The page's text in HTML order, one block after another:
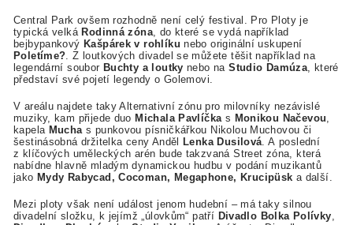
Central Park ovšem rozhodně není celý festival. Pro Ploty je
typická velká Rodinná zóna, do které se vydá například
bejbypankový Kašpárek v rohlíku nebo originální uskupení
Poletíme?. Z loutkových divadel se můžete těšit například na
legendární soubor Buchty a loutky nebo naStudio Damúza, které
představí své pojetí legendy o Golemovi.
V areálu najdete taky Alternativní zónu pro milovníky nezávislé
muziky, kam přijede duo Michala Pavlíčkas Monikou Načevou,
kapela Muchas punkovou písničkářkou Nikolou Muchovou či
šestinásobná držitelka ceny Anděl
Lenka Dusilová. A poslední
z klíčových uměleckých arén bude takzvaná Street zóna, která
nabídne hlavně mladým dynamickou hudbu v podání muzikantů
jako Mydy Rabycad, Cocoman, Megaphone, Krucipüsk a další.
Mezi ploty však není událost jenom hudební – má taky silnou
divadelní složku, k jejímž „úlovkům“ patří Divadlo Bolka Polívky,